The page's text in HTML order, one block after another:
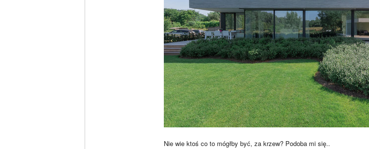
Nie wie ktoś co to mógłby być, za krzew? Podoba mi się..